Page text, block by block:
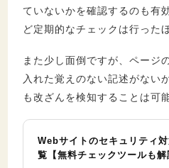
ていないかを確認するのも有
ど定期的なチェックは行った
また少し面倒ですが、ページ
入れた覚えのない記述がない
も改ざんを検知することは可
Webサイトのセキュリティ
覧【無料チェックツールも解